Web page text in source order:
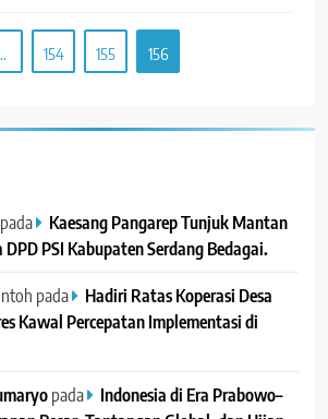
154 155 156
pada
Kaesang Pangarep Tunjuk Mantan
PSI Kabupaten Serdang Bedagai.
pada
Hadiri Ratas Koperasi Desa
Kawal Percepatan Implementasi di
pada
Indonesia di Era Prabowo–